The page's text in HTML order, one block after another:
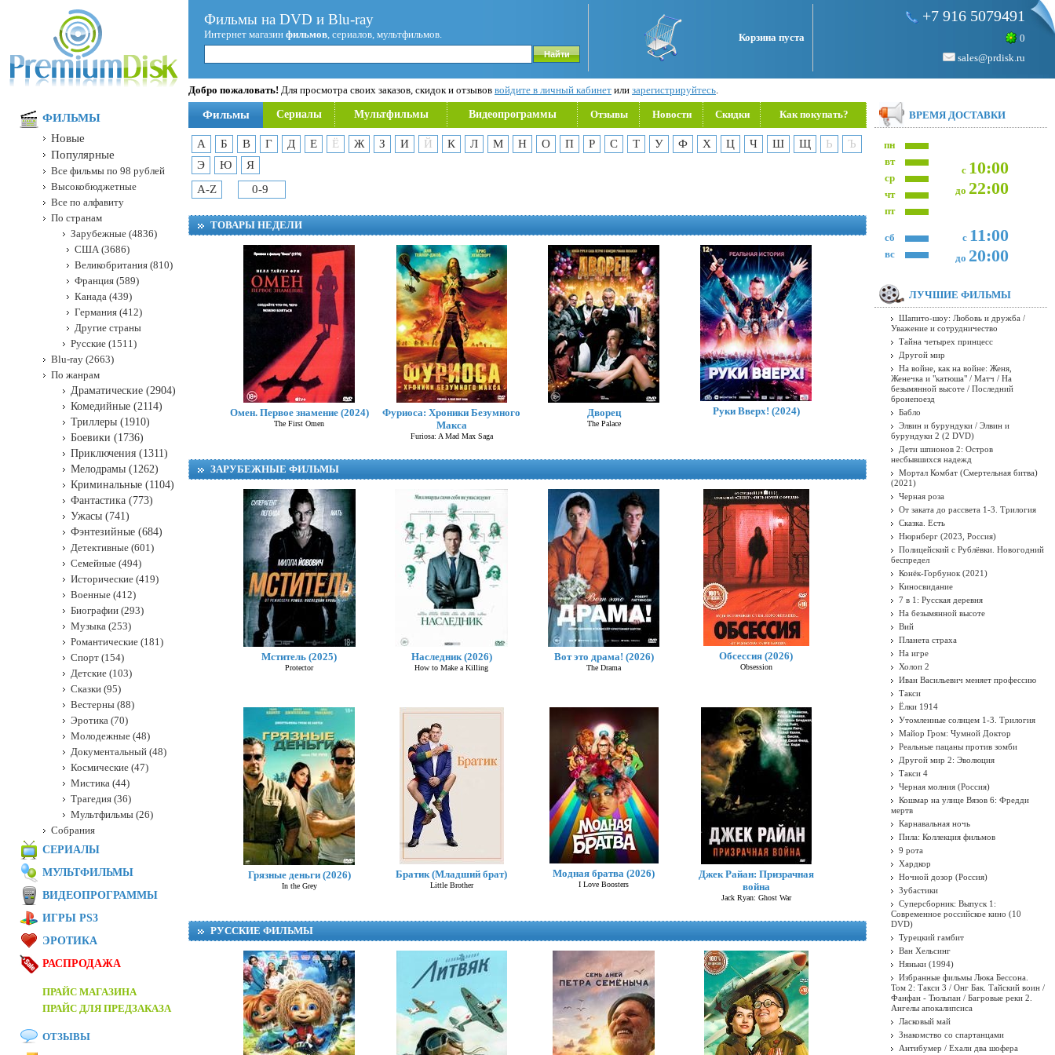
Фильмы на DVD и Blu-ray
Интернет магазин фильмов, сериалов, мультфильмов. Корзина пуста
+7 916 5079491
0
sales@prdisk.ru
Добро пожаловать! Для просмотра своих заказов, скидок и отзывов войдите в личный кабинет или зарегистрируйтесь.
Фильмы Сериалы Мультфильмы Видеопрограммы Отзывы Новости Скидки Как покупать?
А Б В Г Д Е Ё Ж З И Й К Л М Н О П Р С Т У Ф Х Ц Ч Ш Щ Ь
Ъ
Э
Ю
Я
A-Z
0-9
ТОВАРЫ НЕДЕЛИ
Омен. Первое знамение (2024)
The First Omen
Фуриоса: Хроники Безумного
Макса
Furiosa: A Mad Max Saga
Дворец
The Palace
Руки Вверх! (2024)
Годзилла и Конг: Новая
Godzilla x Kong: The New Empire
ЗАРУБЕЖНЫЕ ФИЛЬМЫ
Мститель (2025)
Protector
Наследник (2026)
How to Make a Killing
Вот это драма! (2026)
The Drama
Обсессия (2026)
Obsession
Грязные деньги (2026)
In the Grey
Братик (Младший брат)
Little Brother
Модная братва (2026)
I Love Boosters
Джек Райан: Призрачная
война
Jack Ryan: Ghost War
РУССКИЕ ФИЛЬМЫ
ФИЛЬМЫ
Новые
Популярные
Все фильмы по 98 рублей
Высокобюджетные
Все по алфавиту
По странам
Зарубежные (4836)
США (3686)
Великобритания (810)
Франция (589)
Канада (439)
Германия (412)
Другие страны
Русские (1511)
Blu-ray (2663)
По жанрам
Драматические (2904)
Комедийные (2114)
Триллеры (1910)
Боевики (1736)
Приключения (1311)
Мелодрамы (1262)
Криминальные (1104)
Фантастика (773)
Ужасы (741)
Фэнтезийные (684)
Детективные (601)
Семейные (494)
Исторические (419)
Военные (412)
Биографии (293)
Музыка (253)
Романтические (181)
Спорт (154)
Детские (103)
Сказки (95)
Вестерны (88)
Эротика (70)
Молодежные (48)
Документальный (48)
Космические (47)
Мистика (44)
Трагедия (36)
Мультфильмы (26)
Собрания
СЕРИАЛЫ
МУЛЬТФИЛЬМЫ
ВИДЕОПРОГРАММЫ
ИГРЫ PS3
ЭРОТИКА
РАСПРОДАЖА
ПРАЙС МАГАЗИНА
ПРАЙС ДЛЯ ПРЕДЗАКАЗА
ОТЗЫВЫ
ВРЕМЯ ДОСТАВКИ
пн
с 10:00
до 22:00
вт
ср
чт
пт
с 11:00
до 20:00
сб
вс
ЛУЧШИЕ ФИЛЬМЫ
Шапито-шоу: Любовь и дружба /
Уважение и сотрудничество
Тайна четырех принцесс
Другой мир
На войне, как на войне: Женя,
Женечка и "катюша" / Матч / На
безымянной высоте / Последний
бронепоезд
Бабло
Элвин и бурундуки / Элвин и
бурундуки 2 (2 DVD)
Дети шпионов 2: Остров
несбывшихся надежд
Мортал Комбат (Смертельная битва)
(2021)
Черная роза
От заката до рассвета 1-3. Трилогия
Сказка. Есть
Нюрнберг (2023, Россия)
Полицейский с Рублёвки. Новогодний
беспредел
Конёк-Горбунок (2021)
Киносвидание
7 в 1: Русская деревня
На безымянной высоте
Вий
Планета страха
На игре
Холоп 2
Иван Васильевич меняет профессию
Такси
Ёлки 1914
Утомленные солнцем 1-3. Трилогия
Майор Гром: Чумной Доктор
Реальные пацаны против зомби
Другой мир 2: Эволюция
Такси 4
Черная молния (Россия)
Кошмар на улице Вязов 6: Фредди
мертв
Карнавальная ночь
Пила: Коллекция фильмов
9 рота
Хардкор
Ночной дозор (Россия)
Зубастики
Суперсборник: Выпуск 1:
Современное российское кино (10
DVD)
Турецкий гамбит
Ван Хельсинг
Няньки (1994)
Избранные фильмы Люка Бессона.
Том 2: Такси 3 / Онг Бак. Тайский воин /
Фанфан - Тюльпан / Багровые реки 2.
Ангелы апокалипсиса
Ласковый май
Знакомство со спартанцами
Антибумер / Ехали два шофера